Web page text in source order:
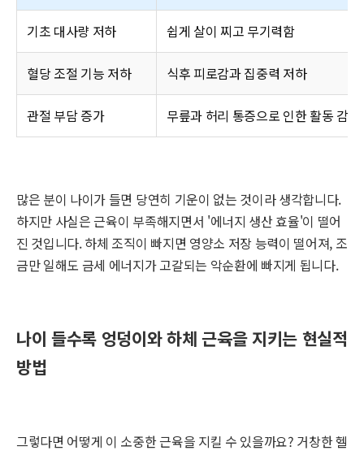
기초 대사량 저하 쉽게 살이 찌고 무기력함
혈당 조절 기능 저하 식후 피로감과 집중력 저하
관절 부담 증가 무릎과 허리 통증으로 인한 활동 감소
많은 분이 나이가 들면 당연히 기운이 없는 것이라 생각합니다.
하지만 사실은 근육이 부족해지면서 '에너지 생산 효율'이 떨어
진 것입니다. 하체 조직이 빠지면 영양소 저장 능력이 떨어져, 조
금만 일해도 금세 에너지가 고갈되는 악순환에 빠지게 됩니다.
나이 들수록 엉덩이와 하체 근육을 지키는 현실적
방법
그렇다면 어떻게 이 소중한 근육을 지킬 수 있을까요? 거창한 헬